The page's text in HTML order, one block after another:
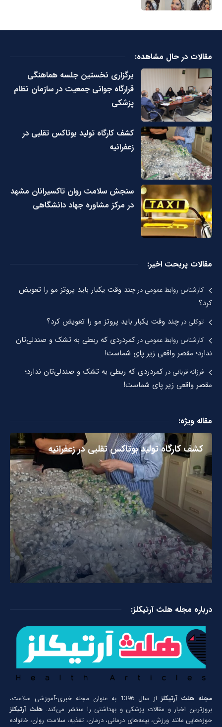
مقالات در حال مشاهده:
برگزاری نخستین جلسه هماهنگی
قرارگاه جوانی جمعیت در سازمان نظام
پزشکی
کشف کارگاه تولید بوتاکس تقلبی در
زعفرانیه
سنجش سلامت روان تاکسیرانان مشهد
در مرکز مشاوره جهاد دانشگاهی
مقالات پربحت اخیر:
کارشناس روابط عمومیدرچند وقت یکبار باید پروتز مو را تعویض
کرد؟
توکلیدرچند وقت یکبار باید پروتز مو را تعویض کرد؟
کارشناس روابط عمومیدر کمردردی که ربطی به تشک و صندلی‌تان
ندارد؛ مقصر واقعی زیر پای شماست!
فرزانه قربانیدر کمردردی که ربطی به تشک و صندلی‌تان ندارد؛
مقصر واقعی زیر پای شماست!
مقاله ویژه:
کشف کارگاه تولید بوتاکس تقلبی در زعفرانیه
درباره مجله هلث آرتیکلز:
مجله هلث آرتیکلز
از سال 1396 به عنوان مجله خبری-آموزشی سلامت،
بروزترین اخبار و مقالات پزشکی و بهداشتی را منتشر می‌کند.هلث آرتیکلز
حوزه‌هایی مانند ورزش، بیمه‌های درمانی، درمان، تغذیه، سلامت روان، خانواده